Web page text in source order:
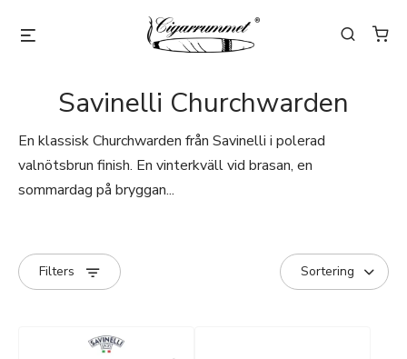
Savinelli Churchwarden
En klassisk Churchwarden från Savinelli i polerad
valnötsbrun finish. En vinterkväll vid brasan, en
sommardag på bryggan...
Filters